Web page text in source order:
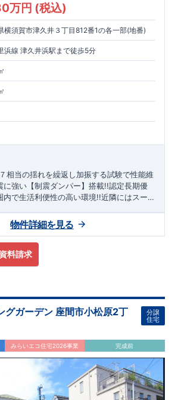
、さらに1.5倍の耐震力を達成していま
ダブル取得】・設計住宅性能評価：建物設
た第三者機関が評価しています。・建設住
けた図面通りに施工されているか、建設
ックが行われます。図面や書類上だけで
を検査した上で、品質を保証していま
】・東栄住宅は国が定める全7つの技術基
。長期優良住宅とは、｢良い家を作って、
、固定資産税などの税制優遇を受けられ
場でも、長期優良住宅が有利に働きま
引渡し後最大
お引渡しからが本当のお付き合いだと考
スを外部の業者に委託せず、東栄住宅グル
ビス株式会社」にて責任をもって対応い
万円 (税込)
横須賀市津久井３丁目812番1の各一部(地番)
浜線 津久井浜駅まで徒歩5分
相当の揺れを繰返し加振する試験で性能維
に強い【制震ダンパー】搭載!!認定長期優
で生活利便性の高い環境!!近隣にはスー
階リビング!!固定階段ロフト付き!!（①号
より開放的な空間を演出!!和室を採用した
棟）
料請求
物件詳細を見る
グガーデン 座間市小松原2丁
分譲
住宅
みらいエコ住宅2026事業 完成前